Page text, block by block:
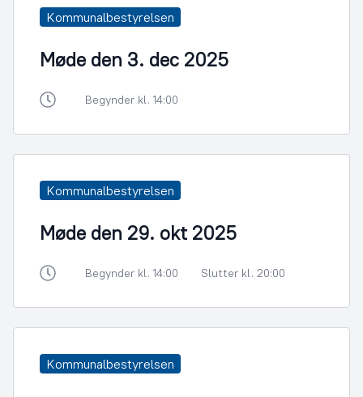
Kommunalbestyrelsen
Møde den 3. dec 2025
Begynder kl. 14:00
Kommunalbestyrelsen
Møde den 29. okt 2025
Begynder kl. 14:00 Slutter kl. 20:00
Kommunalbestyrelsen